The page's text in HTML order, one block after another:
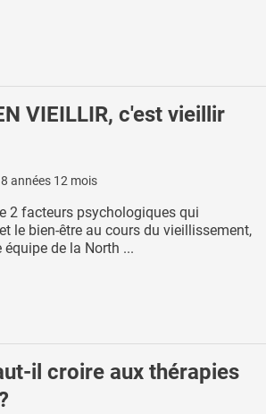
VIEILLIR, c'est vieillir
8 années 12 mois
2 facteurs psychologiques qui
le bien-être au cours du vieillissement,
de la North ...
il croire aux thérapies